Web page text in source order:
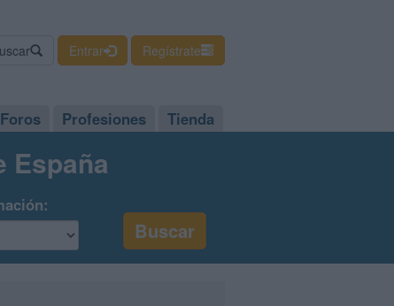
Entrar Regístrate
Foros Profesiones Tienda
España